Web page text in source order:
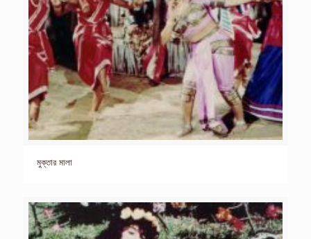
মুক্তার মালা